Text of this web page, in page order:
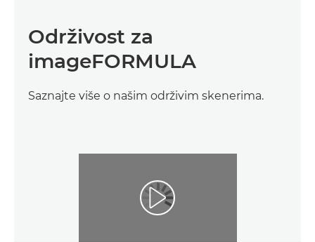
Održivost za
imageFORMULA
Saznajte više o našim održivim skenerima.